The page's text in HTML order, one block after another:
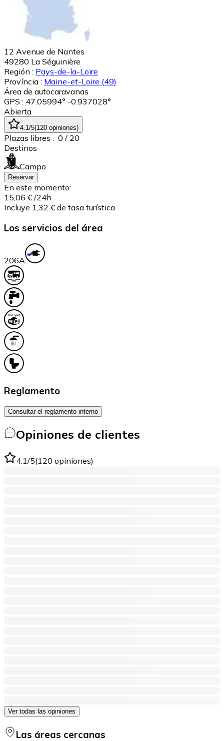
12 Avenue de Nantes
49280 La Séguinière
Región : Pays-de-la-Loire
Província : Maine-et-Loire (49)
Área de autocaravanas
GPS : 47.05994° -0.937028°
Abierta
4.1/5(120 opiniones)
Plazas libres : 0 / 20
Destinos
Campo
Reservar
En este momento:
15,06 € /24h
Incluye 1,32 € de tasa turística
Los servicios del área
206A
Reglamento
Consultar el reglamento interno
Opiniones de clientes
4.1/5(120 opiniones)
Ver todas las opiniones
Las áreas cercanas